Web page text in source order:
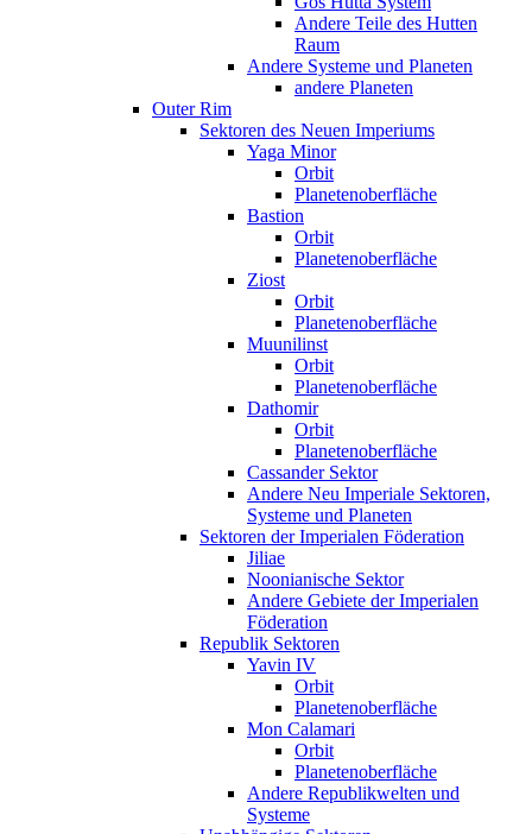
Andere Teile des Hutten
Raum
Andere Systeme und Planeten
andere Planeten
Outer Rim
Sektoren des Neuen Imperiums
Yaga Minor
Orbit
Planetenoberfläche
Bastion
Orbit
Planetenoberfläche
Ziost
Orbit
Planetenoberfläche
Muunilinst
Orbit
Planetenoberfläche
Dathomir
Orbit
Planetenoberfläche
Cassander Sektor
Andere Neu Imperiale Sektoren,
Systeme und Planeten
Sektoren der Imperialen Föderation
Jiliae
Noonianische Sektor
Andere Gebiete der Imperialen
Föderation
Republik Sektoren
Yavin IV
Orbit
Planetenoberfläche
Mon Calamari
Orbit
Planetenoberfläche
Andere Republikwelten und
Systeme